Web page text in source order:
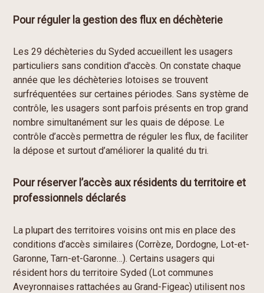
Pour réguler la gestion des flux en déchèterie
Les 29 déchèteries du Syded accueillent les usagers
particuliers sans condition d'accès. On constate chaque
année que les déchèteries lotoises se trouvent
surfréquentées sur certaines périodes. Sans système de
contrôle, les usagers sont parfois présents en trop grand
nombre simultanément sur les quais de dépose. Le
contrôle d’accès permettra de réguler les flux, de faciliter
la dépose et surtout d’améliorer la qualité du tri.
Pour réserver l’accès aux résidents du territoire et
professionnels déclarés
La plupart des territoires voisins ont mis en place des
conditions d’accès similaires (Corrèze, Dordogne, Lot-et-
Garonne, Tarn-et-Garonne…). Certains usagers qui
résident hors du territoire Syded (Lot communes
Aveyronnaises rattachées au Grand-Figeac) utilisent nos